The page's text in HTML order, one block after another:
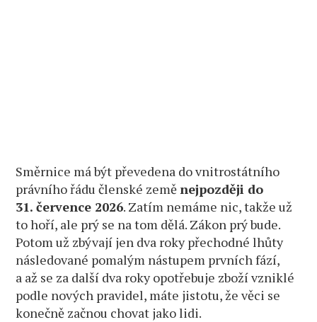
Směrnice má být převedena do vnitrostátního
právního řádu členské země nejpozději do
31. července 2026. Zatím nemáme nic, takže už
to hoří, ale prý se na tom dělá. Zákon prý bude.
Potom už zbývají jen dva roky přechodné lhůty
následované pomalým nástupem prvních fází,
a až se za další dva roky opotřebuje zboží vzniklé
podle nových pravidel, máte jistotu, že věci se
konečně začnou chovat jako lidi.